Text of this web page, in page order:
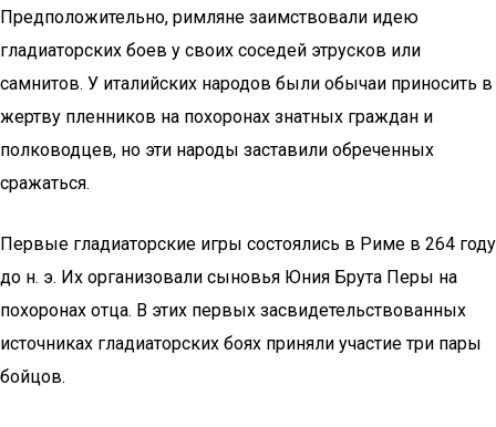
Предположительно, римляне заимствовали идею
гладиаторских боев у своих соседей этрусков или
самнитов. У италийских народов были обычаи приносить в
жертву пленников на похоронах знатных граждан и
полководцев, но эти народы заставили обреченных
сражаться.
Первые гладиаторские игры состоялись в Риме в 264 году
до н. э. Их организовали сыновья Юния Брута Перы на
похоронах отца. В этих первых засвидетельствованных
источниках гладиаторских боях приняли участие три пары
бойцов.